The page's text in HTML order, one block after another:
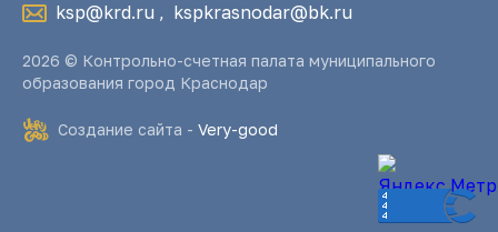
ksp@krd.ru , kspkrasnodar@bk.ru
2026 © Контрольно-счетная палата муниципального
образования город Краснодар
Создание сайта - Very-good